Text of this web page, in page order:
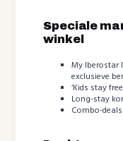
Speciale
winkel
My Iberostar
exclusieve
‘Kids stay
Long-stay
Combo-